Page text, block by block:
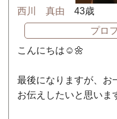
西川 真由 43歳
プロ
こんにちは☺️🌼
最後になりますが、お
お伝えしたいと思いま